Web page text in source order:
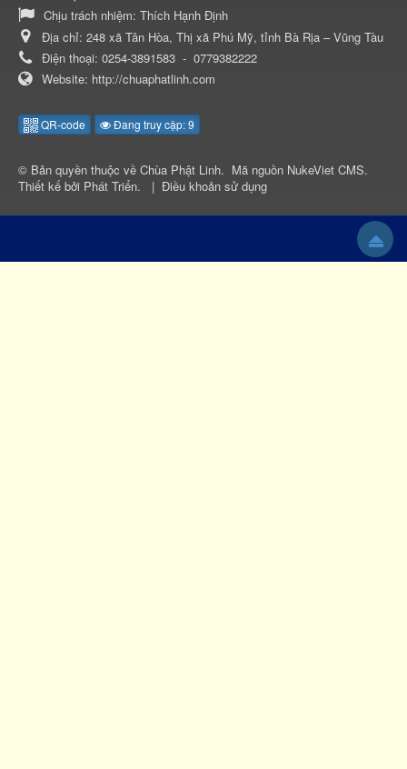
Chịu trách nhiệm: Thích Hạnh Định
Địa chỉ: 248 xã Tân Hòa, Thị xã Phú Mỹ, tỉnh Bà Rịa – Vũng Tàu
Điện thoại: 0254-3891583 - 0779382222
Website: http://chuaphatlinh.com
QR-code Đang truy cập: 9
© Bản quyền thuộc về Chùa Phật Linh. Mã nguồn NukeViet CMS.
Thiết kế bởi Phát Triển. | Điều khoản sử dụng